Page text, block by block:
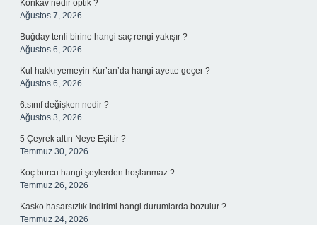
Konkav nedir optik ?
Ağustos 7, 2026
Buğday tenli birine hangi saç rengi yakışır ?
Ağustos 6, 2026
Kul hakkı yemeyin Kur’an’da hangi ayette geçer ?
Ağustos 6, 2026
6.sınıf değişken nedir ?
Ağustos 3, 2026
5 Çeyrek altın Neye Eşittir ?
Temmuz 30, 2026
Koç burcu hangi şeylerden hoşlanmaz ?
Temmuz 26, 2026
Kasko hasarsızlık indirimi hangi durumlarda bozulur ?
Temmuz 24, 2026